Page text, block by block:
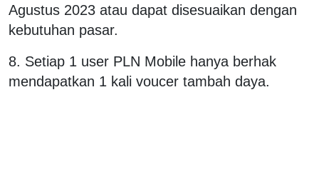
Agustus 2023 atau dapat disesuaikan dengan
kebutuhan pasar.
8. Setiap 1 user PLN Mobile hanya berhak
mendapatkan 1 kali voucer tambah daya.